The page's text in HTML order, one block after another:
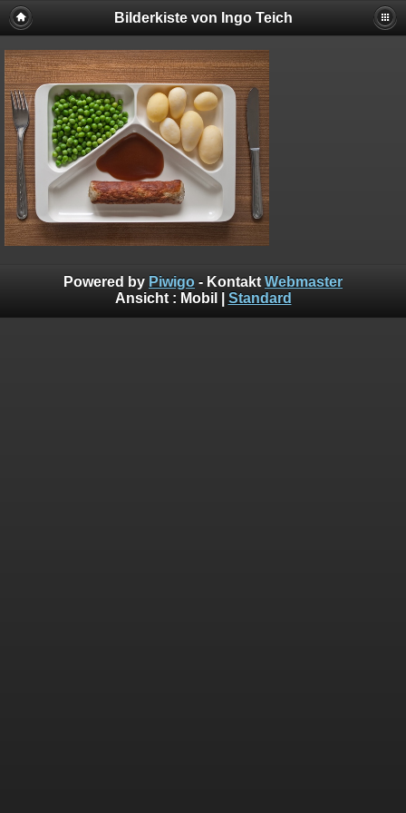
Bilderkiste von Ingo Teich
Powered by Piwigo - Kontakt Webmaster
Ansicht : Mobil Standard